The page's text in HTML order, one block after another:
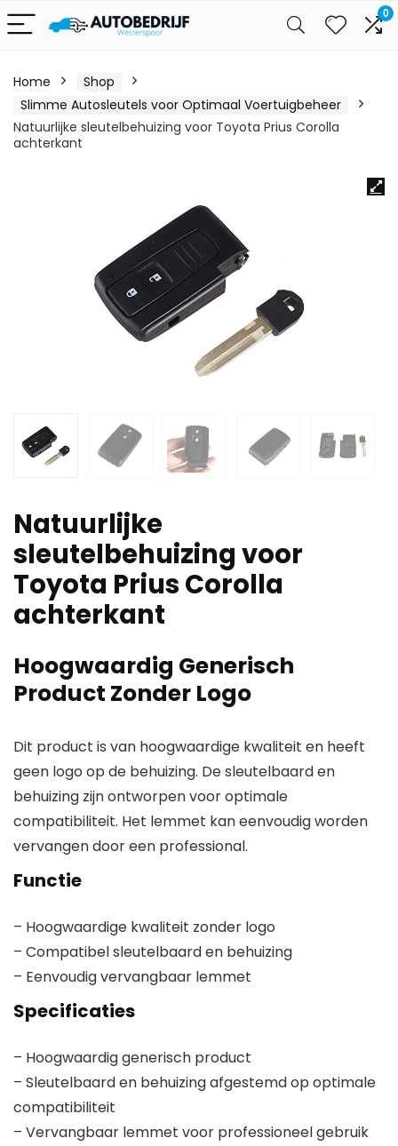
0
Home
Shop
Slimme Autosleutels voor Optimaal Voertuigbeheer
Natuurlijke sleutelbehuizing voor Toyota Prius Corolla
achterkant
Natuurlijke
sleutelbehuizing voor
Toyota Prius Corolla
achterkant
Hoogwaardig Generisch
Product Zonder Logo
Dit product is van hoogwaardige kwaliteit en heeft
geen logo op de behuizing. De sleutelbaard en
behuizing zijn ontworpen voor optimale
compatibiliteit. Het lemmet kan eenvoudig worden
vervangen door een professional.
Functie
– Hoogwaardige kwaliteit zonder logo
– Compatibel sleutelbaard en behuizing
– Eenvoudig vervangbaar lemmet
Specificaties
– Hoogwaardig generisch product
– Sleutelbaard en behuizing afgestemd op optimale
compatibiliteit
– Vervangbaar lemmet voor professioneel gebruik